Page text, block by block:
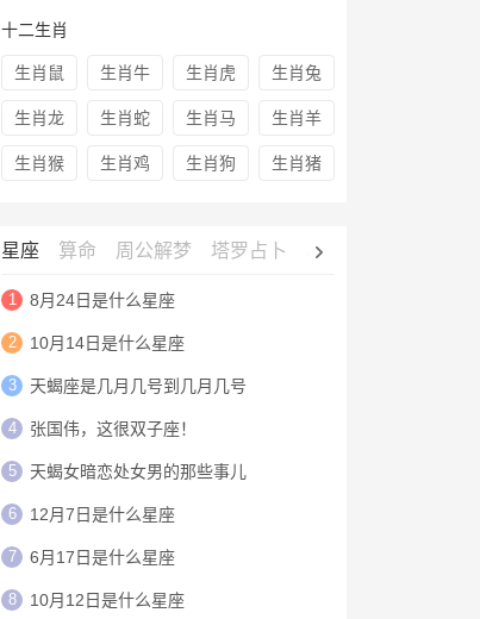
十二生肖
生肖鼠 生肖牛 生肖虎 生肖兔
生肖龙 生肖蛇 生肖马 生肖羊
生肖猴 生肖鸡 生肖狗 生肖猪
星座 算命 周公解梦 塔罗占卜 心理测试
1 8月24日是什么星座
2 10月14日是什么星座
3 天蝎座是几月几号到几月几号
4 张国伟，这很双子座！
5 天蝎女暗恋处女男的那些事儿
6 12月7日是什么星座
7 6月17日是什么星座
8 10月12日是什么星座